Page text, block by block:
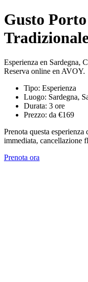
Gusto
Esperienza en Sardegna,
Reserva online en AVOY.
Tipo: Esperienza
Luogo: Sardegna,
Durata: 3 ore
Prezzo: da €169
Prenota questa
immediata, cancellazione
Prenota ora